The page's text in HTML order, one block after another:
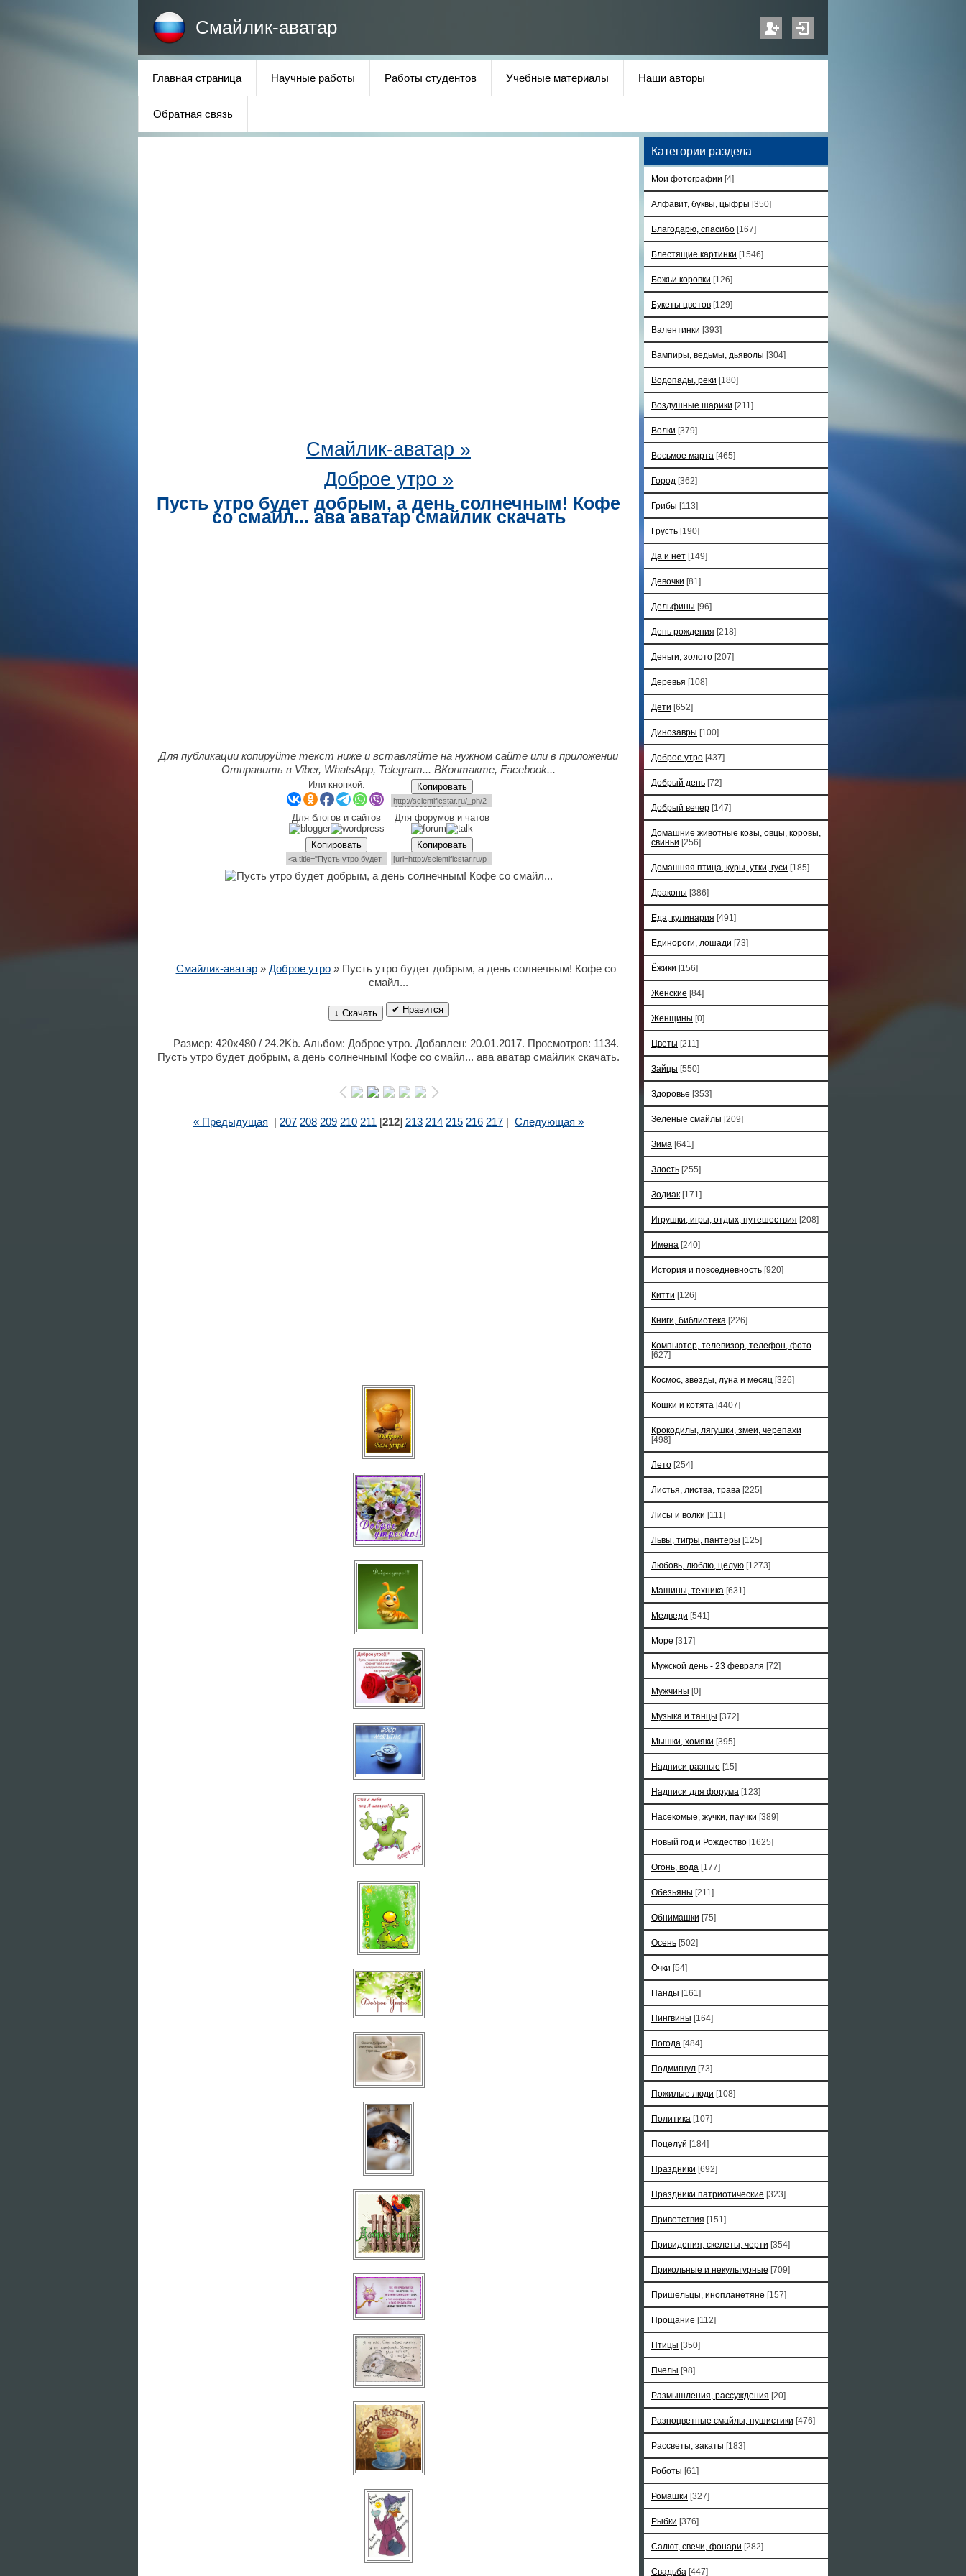
Смайлик-аватар
Главная страница Научные работы Работы студентов Учебные материалы Наши авторы
Обратная связь
Смайлик-аватар »
Доброе утро »
Пусть утро будет добрым, а день солнечным! Кофе
со смайл... ава аватар смайлик скачать
Для публикации копируйте текст ниже и вставляйте на нужном сайте или в приложении
Отправить в Viber, WhatsApp, Telegram... ВКонтакте, Facebook...
Или кнопкой: Копировать
Для блогов и сайтов Для форумов и чатов
Копировать Копировать
Смайлик-аватар» Доброе утро» Пусть утро будет добрым, а день солнечным! Кофе со
смайл...
↓ Скачать ✔ Нравится
Размер: 420x480 / 24.2Kb. Альбом: Доброе утро. Добавлен: 20.01.2017. Просмотров: 1134.
Пусть утро будет добрым, а день солнечным! Кофе со смайл... ава аватар смайлик скачать.
« Предыдущая 207 208 209 210 211 [212] 213 214 215 216 217 Следующая »
Категории раздела
Мои фотографии [4]
Алфавит, буквы, цыфры [350]
Благодарю, спасибо [167]
Блестящие картинки [1546]
Божьи коровки [126]
Букеты цветов [129]
Валентинки [393]
Вампиры, ведьмы, дьяволы [304]
Водопады, реки [180]
Воздушные шарики [211]
Волки [379]
Восьмое марта [465]
Город [362]
Грибы [113]
Грусть [190]
Да и нет [149]
Девочки [81]
Дельфины [96]
День рождения [218]
Деньги, золото [207]
Деревья [108]
Дети [652]
Динозавры [100]
Доброе утро [437]
Добрый день [72]
Добрый вечер [147]
Домашние животные козы, овцы, коровы,
свиньи [256]
Домашняя птица, куры, утки, гуси [185]
Драконы [386]
Еда, кулинария [491]
Единороги, лошади [73]
Ёжики [156]
Женские [84]
Женщины [0]
Цветы [211]
Зайцы [550]
Здоровье [353]
Зеленые смайлы [209]
Зима [641]
Злость [255]
Зодиак [171]
Игрушки, игры, отдых, путешествия [208]
Имена [240]
История и повседневность [920]
Китти [126]
Книги, библиотека [226]
Компьютер, телевизор, телефон, фото
[627]
Космос, звезды, луна и месяц [326]
Кошки и котята [4407]
Крокодилы, лягушки, змеи, черепахи
[498]
Лето [254]
Листья, листва, трава [225]
Лисы и волки [111]
Львы, тигры, пантеры [125]
Любовь, люблю, целую [1273]
Машины, техника [631]
Медведи [541]
Море [317]
Мужской день - 23 февраля [72]
Мужчины [0]
Музыка и танцы [372]
Мышки, хомяки [395]
Надписи разные [15]
Надписи для форума [123]
Насекомые, жучки, паучки [389]
Новый год и Рождество [1625]
Огонь, вода [177]
Обезьяны [211]
Обнимашки [75]
Осень [502]
Очки [54]
Панды [161]
Пингвины [164]
Погода [484]
Подмигнул [73]
Пожилые люди [108]
Политика [107]
Поцелуй [184]
Праздники [692]
Праздники патриотические [323]
Приветствия [151]
Привидения, скелеты, черти [354]
Прикольные и некультурные [709]
Пришельцы, инопланетяне [157]
Прощание [112]
Птицы [350]
Пчелы [98]
Размышления, рассуждения [20]
Разноцветные смайлы, пушистики [476]
Рассветы, закаты [183]
Роботы [61]
Ромашки [327]
Рыбки [376]
Салют, свечи, фонари [282]
Свадьба [447]